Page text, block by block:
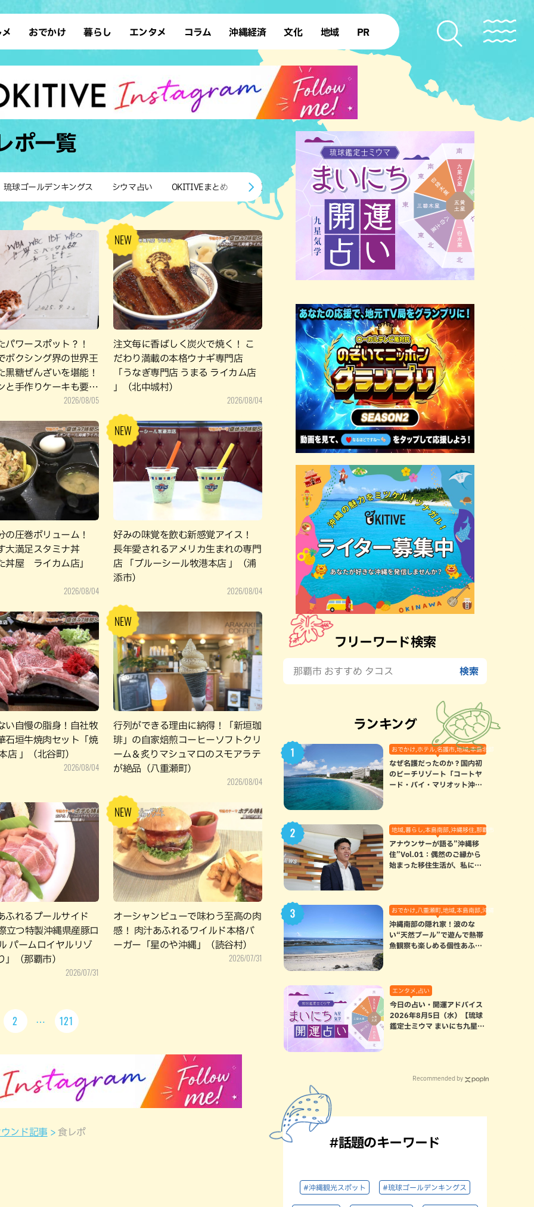
ン 沖縄そば
ウト カフェ
和食・日本料理
理 アジア・エスニック
・焼肉 焼鳥・串料理
肉料理 居酒屋・バー
イキング スイーツ
カレー
ガー タコス・タコライス
おでかけ
デート ドライブ
散歩 ソロ活
サウナ 公園
暮らし
レシピ SDGs
ファッション ローカルニュース
沖縄移住 沖縄旧暦行事
エンタメ
スポーツ 占い
タレント・芸人 テレビ
コラム 沖縄経済 文化
復帰50年
地域
本島北部
本島南部 先島諸島
北部離島
PR
ポ一覧
琉球ゴールデンキングス シウマ占い OKITIVEまとめ 沖縄のビーチ 沖縄キャンプ場 アナウンサーズ 復帰を知る
パワースポット？！
ボクシング界の世界王
黒糖ぜんざいを堪能！
と手作りケーキも要チ
2026/08/05
注文毎に香ばしく炭火で焼く！ こ
だわり満載の本格ウナギ専門店
「うなぎ専門店 うまる ライカム店
」（北中城村）
2026/08/04
の圧巻ボリューム！
大満足スタミナ丼
丼屋 ライカム店」
2026/08/04
好みの味覚を飲む新感覚アイス！
長年愛されるアメリカ生まれの専門
店 「ブルーシール牧港本店 」（浦
添市）
2026/08/04
い自慢の脂身！自社牧
石垣牛焼肉セット「焼
店 」（北谷町）
2026/08/04
行列ができる理由に納得！「新垣珈
琲」の自家焙煎コーヒーソフトクリ
ーム＆炙りマシュマロのスモアラテ
が絶品（八重瀬町）
2026/08/04
ふれるプールサイド
立つ特製沖縄県産豚ロ
パームロイヤルリゾ
」（那覇市）
2026/07/31
オーシャンビューで味わう至高の肉
感！ 肉汁あふれるワイルド本格バ
ーガー「星のや沖縄」（読谷村）
2026/07/31
2 121
ンド記事 食レポ
フリーワード検索
ランキング
おでかけ,ホテル,名護市,地域,本島北部
なぜ名護だったのか？国内初
のビーチリゾート「コートヤ
ード・バイ・マリオット沖縄
地域,暮らし,本島南部,沖縄移住,那覇市
アナウンサーが語る”沖縄移
住”Vol.01：偶然のご縁から
始まった移住生活が、私にと
おでかけ,八重瀬町,地域,本島南部,沖縄の海,自然
沖縄南部の隠れ家！波のな
い“天然プール”で遊んで熱帯
魚観察も楽しめる個性あふれ
エンタメ,占い
今日の占い・開運アドバイス
2026年8月5日（水）【琉球
鑑定士ミウマ まいにち九星気
Recommended by
#話題のキーワード
#沖縄観光スポット #琉球ゴールデンキングス